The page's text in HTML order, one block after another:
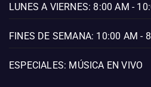
LUNES A VIERNES: 8:00 AM -
FINES DE SEMANA: 10:00 AM -
ESPECIALES: MÚSICA EN VIVO